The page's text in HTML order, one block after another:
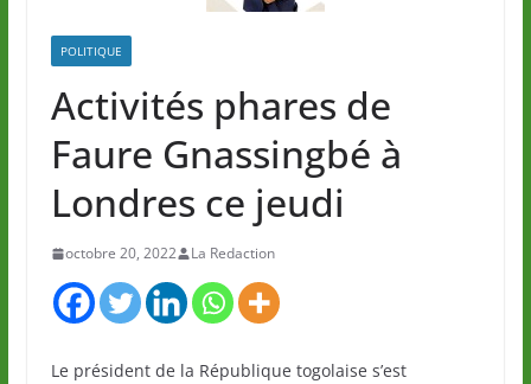
POLITIQUE
Activités phares de
Faure Gnassingbé à
Londres ce jeudi
octobre 20, 2022 La Redaction
Le président de la République togolaise s’est